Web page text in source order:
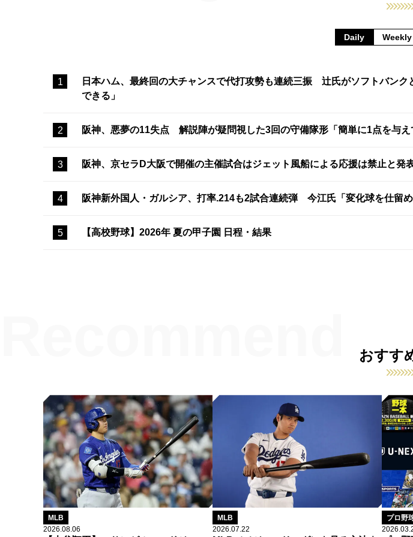
Daily Weekly
日本ハム、最終回の大チャンスで代打攻勢も連続三振 辻氏がソフトバン
できる」
阪神、悪夢の11失点 解説陣が疑問視した3回の守備隊形「簡単に1点を与え
阪神、京セラD大阪で開催の主催試合はジェット風船による応援は禁止と発
阪神新外国人・ガルシア、打率.214も2試合連続弾 今江氏「変化球を仕留
【高校野球】2026年 夏の甲子園 日程・結果
おすす
MLB
2026.08.06
MLB
2026.07.22
プロ野